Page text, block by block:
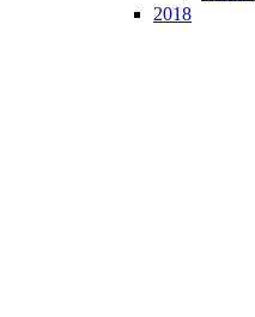
2018